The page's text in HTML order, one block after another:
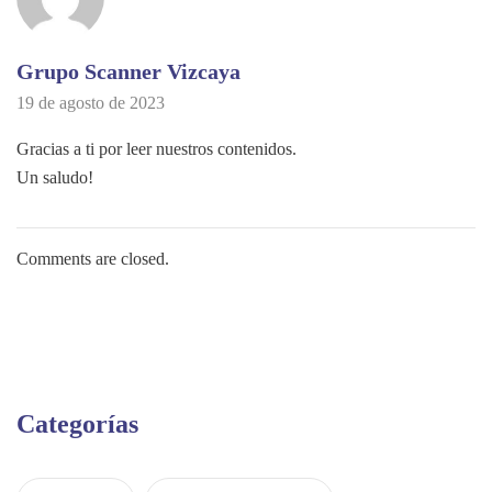
Grupo Scanner Vizcaya
19 de agosto de 2023
Gracias a ti por leer nuestros contenidos.
Un saludo!
Comments are closed.
Categorías